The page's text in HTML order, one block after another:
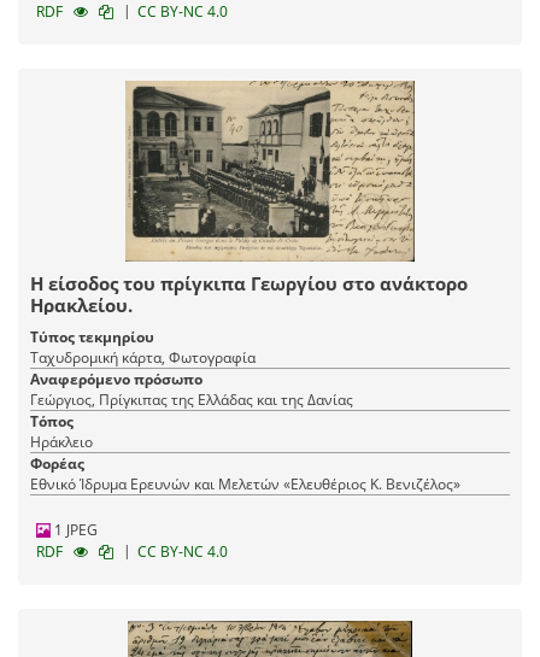
RDF
| CC BY-NC 4.0
Η είσοδος του πρίγκιπα Γεωργίου στο ανάκτορο
Ηρακλείου.
Τύπος τεκμηρίου
Ταχυδρομική κάρτα, Φωτογραφία
Αναφερόμενο πρόσωπο
Γεώργιος, Πρίγκιπας της Ελλάδας και της Δανίας
Τόπος
Ηράκλειο
Φορέας
Εθνικό Ίδρυμα Ερευνών και Μελετών «Ελευθέριος Κ. Βενιζέλος»
1 JPEG
RDF
| CC BY-NC 4.0